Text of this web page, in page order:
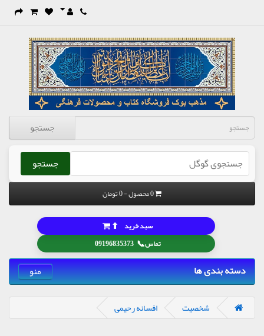
جستجو
جستجو
0 محصول - 0 تومان
تماس📞
09196835373
سبد خرید ⬆
دسته بندی ها منو
شخصیت افسانه رحیمی